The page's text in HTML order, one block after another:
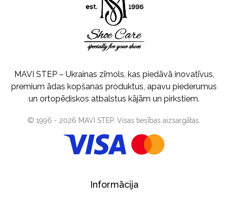
MAVI STEP – Ukrainas zīmols, kas piedāvā inovatīvus,
premium ādas kopšanas produktus, apavu piederumus
un ortopēdiskos atbalstus kājām un pirkstiem.
© 1996 - 2026 MAVI STEP. Visas tiesības aizsargātas.
Informācija